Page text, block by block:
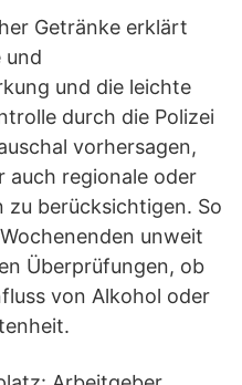
Getränke erklärt
und
und die leichte
durch die Polizei
vorhersagen,
auch regionale oder
zu berücksichtigen. So
unweit
Überprüfungen, ob
von Alkohol oder